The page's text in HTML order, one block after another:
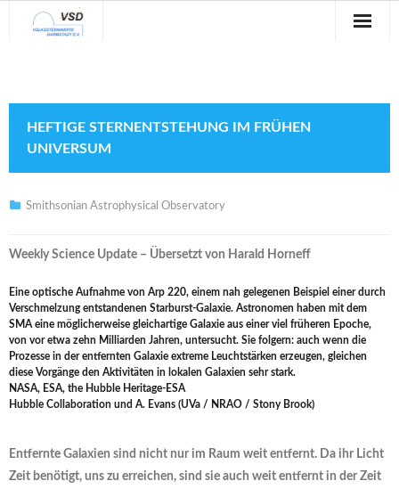
Veranstaltungen
Verein
Kontakt
HEFTIGE STERNENTSTEHUNG IM FRÜHEN
UNIVERSUM
Smithsonian Astrophysical Observatory
Weekly Science Update – Übersetzt von Harald Horneff
Eine optische Aufnahme von Arp 220, einem nah gelegenen Beispiel einer durch
Verschmelzung entstandenen Starburst-Galaxie. Astronomen haben mit dem
SMA eine möglicherweise gleichartige Galaxie aus einer viel früheren Epoche,
von vor etwa zehn Milliarden Jahren, untersucht. Sie folgern: auch wenn die
Prozesse in der entfernten Galaxie extreme Leuchtstärken erzeugen, gleichen
diese Vorgänge den Aktivitäten in lokalen Galaxien sehr stark.
NASA, ESA, the Hubble Heritage-ESA
Hubble Collaboration und A. Evans (UVa / NRAO / Stony Brook)
Entfernte Galaxien sind nicht nur im Raum weit entfernt. Da ihr Licht
Zeit benötigt, uns zu erreichen, sind sie auch weit entfernt in der Zeit